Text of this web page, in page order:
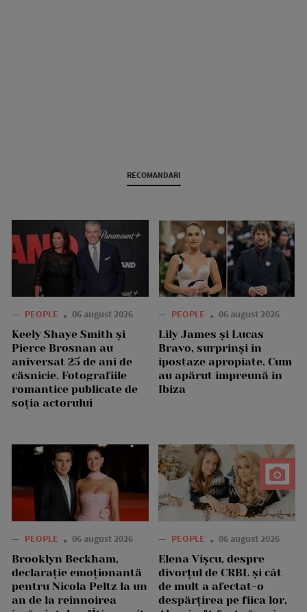
RECOMANDARI
— PEOPLE 06 august 2026
Keely Shaye Smith și
Pierce Brosnan au
aniversat 25 de ani de
căsnicie. Fotografiile
romantice publicate de
soția actorului
— PEOPLE 06 august 2026
Lily James și Lucas
Bravo, surprinși în
ipostaze apropiate. Cum
au apărut împreună în
Ibiza
— PEOPLE 06 august 2026
Brooklyn Beckham,
declarație emoționantă
pentru Nicola Peltz la un
an de la reînnoirea
— PEOPLE 06 august 2026
Elena Vîșcu, despre
divorțul de CRBL și cât
de mult a afectat-o
despărțirea pe fiica lor,